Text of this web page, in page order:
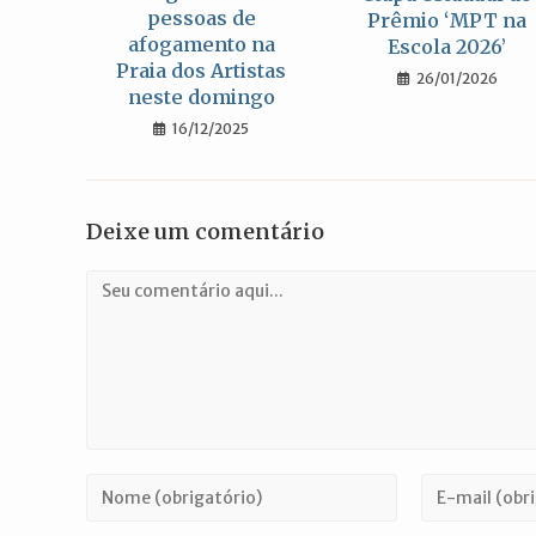
pessoas de
afogamento na
Praia dos Artistas
neste domingo
16/12/2025
Prêmio ‘MPT na
Escola 2026’
26/01/2026
Deixe um comentário
Comentário
Digite
Digite